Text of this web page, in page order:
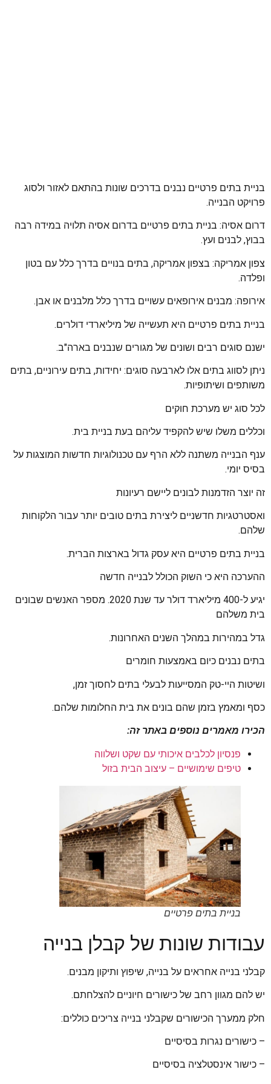
בניית בתים פרטיים נבנים בדרכים שונות בהתאם לאזור ולסוג
פרויקט הבנייה.
דרום אסיה: בניית בתים פרטיים בדרום אסיה תלויה במידה רבה
בבוץ, לבנים ועץ.
צפון אמריקה: בצפון אמריקה, בתים בנויים בדרך כלל עם בטון
ופלדה.
אירופה: מבנים אירופאים עשויים בדרך כלל מלבנים או אבן.
בניית בתים פרטיים היא תעשייה של מיליארדי דולרים.
ישנם סוגים רבים ושונים של מגורים שנבנים בארה"ב.
ניתן לסווג בתים אלו לארבעה סוגים: יחידות, בתים עירוניים, בתים
משותפים ושיתופיות.
לכל סוג יש מערכת חוקים
וכללים משלו שיש להקפיד עליהם בעת בניית בית.
ענף הבנייה משתנה ללא הרף עם טכנולוגיות חדשות המוצגות על
בסיס יומי.
זה יוצר הזדמנות לבונים ליישם רעיונות
ואסטרטגיות חדשניים ליצירת בתים טובים יותר עבור הלקוחות
שלהם.
בניית בתים פרטיים היא עסק גדול בארצות הברית.
ההערכה היא כי השוק הכולל לבנייה חדשה
יגיע ל-400 מיליארד דולר עד שנת 2020. מספר האנשים שבונים
בית משלהם
גדל במהירות במהלך השנים האחרונות.
בתים נבנים כיום באמצעות חומרים
ושיטות היי-טק המסייעות לבעלי בתים לחסוך זמן,
כסף ומאמץ בזמן שהם בונים את בית החלומות שלהם.
הכירו מאמרים נוספים באתר זה:
פנסיון לכלבים איכותי עם שקט ושלווה
טיפים שימושיים – עיצוב הבית בזול
בניית בתים פרטיים
עבודות שונות של קבלן בנייה
קבלני בנייה אחראים על בנייה, שיפוץ ותיקון מבנים.
יש להם מגוון רחב של כישורים חיוניים להצלחתם.
חלק ממערך הכישורים שקבלני בנייה צריכים כוללים:
– כישורים נגרות בסיסיים
– כישור אינסטלציה בסיסיים